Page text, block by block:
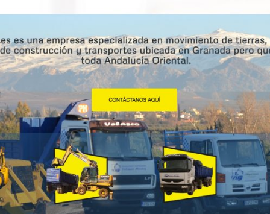
Excavaciones Velasco Montes – Landing
page
Diseño Web